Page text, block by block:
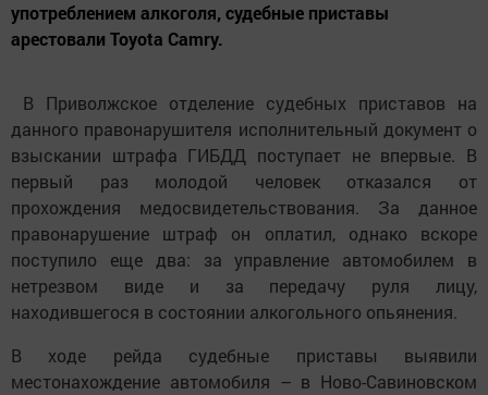
употреблением алкоголя, судебные приставы
арестовали Toyota Camry.
В Приволжское отделение судебных приставов на
данного правонарушителя исполнительный документ о
взыскании штрафа ГИБДД поступает не впервые. В
первый раз молодой человек отказался от
прохождения медосвидетельствования. За данное
правонарушение штраф он оплатил, однако вскоре
поступило еще два: за управление автомобилем в
нетрезвом виде и за передачу руля лицу,
находившегося в состоянии алкогольного опьянения.
В ходе рейда судебные приставы выявили
местонахождение автомобиля – в Ново-Савиновском